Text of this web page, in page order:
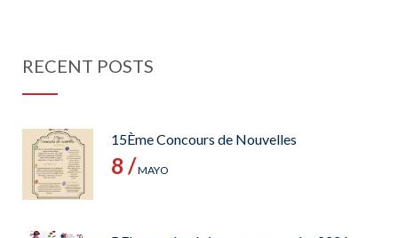
RECENT POSTS
15Ème Concours de Nouvelles
8 /MAYO